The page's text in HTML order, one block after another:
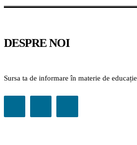
DESPRE NOI
Sursa ta de informare în materie de educație